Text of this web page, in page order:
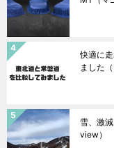
快適に
ました
雪、激
view）